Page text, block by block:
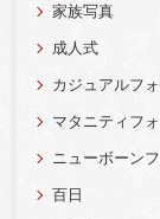
家族写真
成人式
カジュアルフォ
マタニティフォ
ニューボーン
百日